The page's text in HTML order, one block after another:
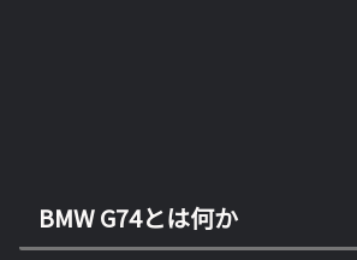
BMW G74とは何か